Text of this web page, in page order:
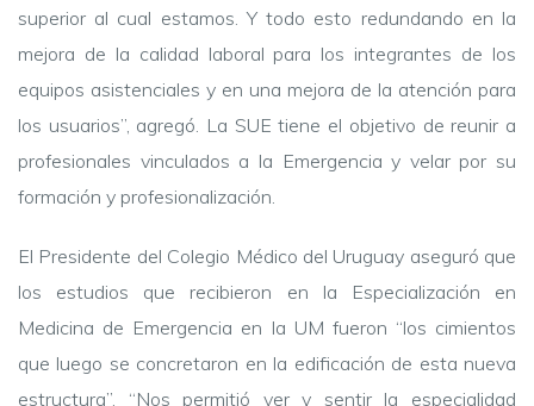
superior al cual estamos. Y todo esto redundando en la
mejora de la calidad laboral para los integrantes de los
equipos asistenciales y en una mejora de la atención para
los usuarios”, agregó. La SUE tiene el objetivo de reunir a
profesionales vinculados a la Emergencia y velar por su
formación y profesionalización.
El Presidente del Colegio Médico del Uruguay aseguró que
los estudios que recibieron en la Especialización en
Medicina de Emergencia en la UM fueron “los cimientos
que luego se concretaron en la edificación de esta nueva
estructura”. “Nos permitió ver y sentir la especialidad